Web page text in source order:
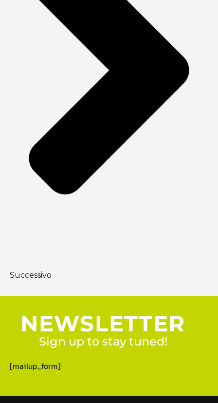
Successivo
NEWSLETTER
Sign up to stay tuned!
[mailup_form]